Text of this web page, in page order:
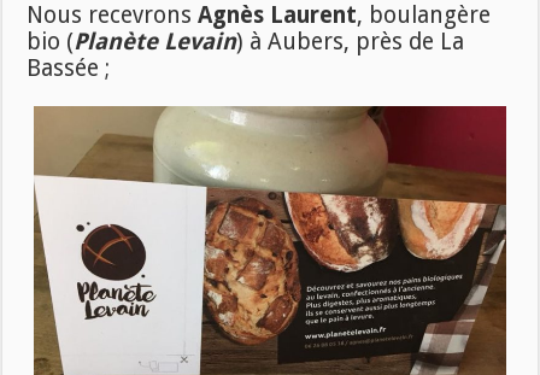
Nous recevronsAgnès Laurent, boulangère
bio (Planète Levain) à Aubers, près de La
Bassée ;